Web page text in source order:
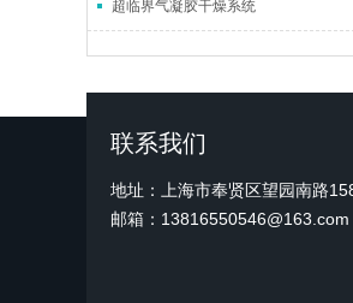
超临界气凝胶干燥系统
联系我们
地址：上海市奉贤区望园南路
邮箱：13816550546@163.com